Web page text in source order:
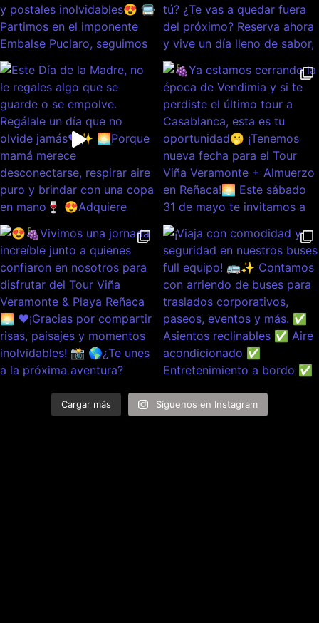
Cargar más Síguenos en Instagram